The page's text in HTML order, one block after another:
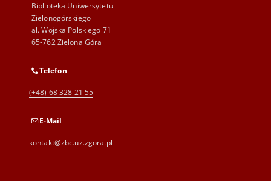
Biblioteka Uniwersytetu
Zielonogórskiego
al. Wojska Polskiego 71
65-762 Zielona Góra
Telefon
(+48) 68 328 21 55
E-Mail
kontakt@zbc.uz.zgora.pl